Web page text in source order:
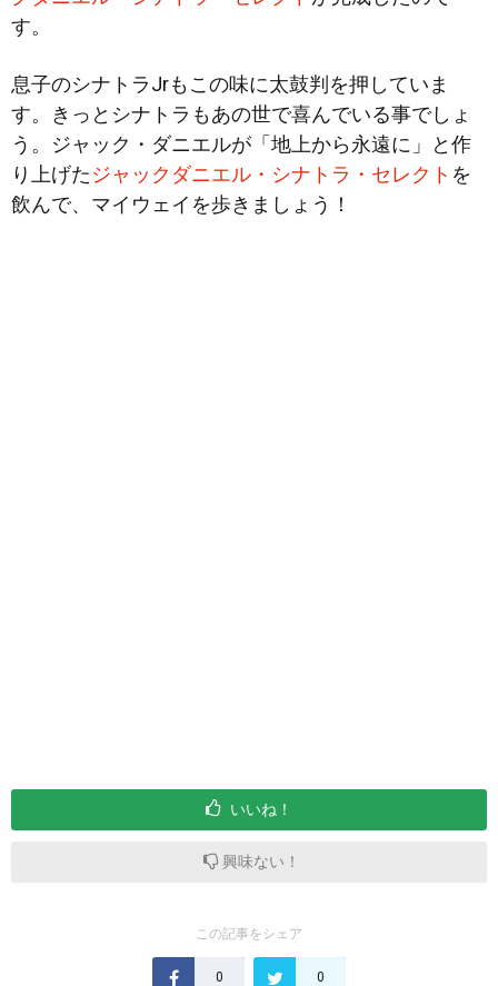
す。
息子のシナトラJrもこの味に太鼓判を押していま
す。きっとシナトラもあの世で喜んでいる事でしょ
う。ジャック・ダニエルが「地上から永遠に」と作
り上げたジャックダニエル・シナトラ・セレクト を
飲んで、マイウェイを歩きましょう！
いいね！
興味ない！
この記事をシェア
0 0